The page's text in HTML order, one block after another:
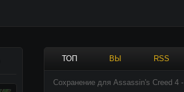
ТОП ВЫ RSS
Сохранение для Assassin's Creed 4 -